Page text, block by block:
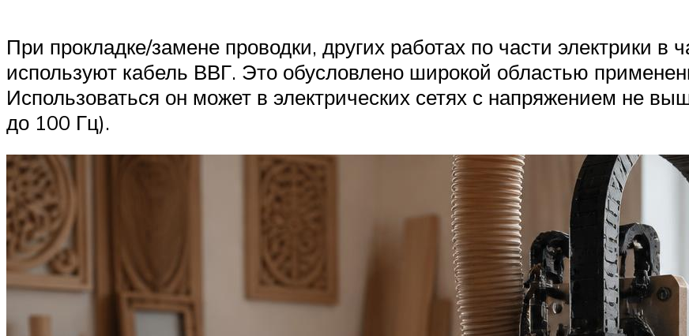
При прокладке/замене проводки, других работах по части электрики в
используют кабель ВВГ. Это обусловлено широкой областью
Использоваться он может в электрических сетях с напряжением не
до 100 Гц).